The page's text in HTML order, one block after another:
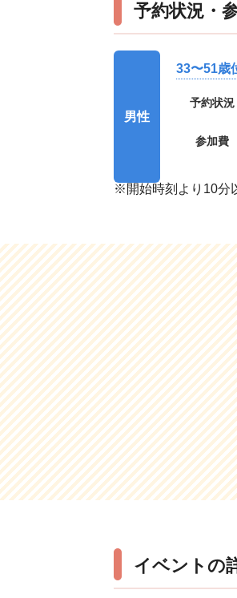
予約状況・
男性
33〜51歳
予約状況
参加費
※開始時刻より10分
イベントの